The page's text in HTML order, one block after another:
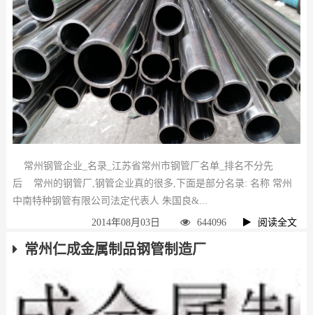
常州钢管企业_名录_江苏省常州市钢管厂名单_排名不分先
后 常州的钢管厂,钢管企业真的很多,下面是部分名录: 名称 常州
中南特种钢管有限公司法定代表人 朱国良&...
2014年08月03日 644096 阅读全文
常州仁成金属制品钢管制造厂